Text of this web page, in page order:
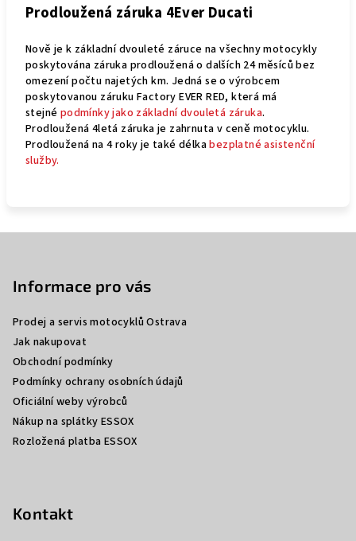
Prodloužená záruka 4Ever Ducati
Nově je k základní dvouleté záruce na všechny motocykly
poskytována záruka prodloužená o dalších 24 měsíců bez
omezení počtu najetých km. Jedná se o výrobcem
poskytovanou záruku Factory EVER RED, která má
stejné podmínky jako základní dvouletá záruka.
Prodloužená 4letá záruka je zahrnuta v ceně motocyklu.
Prodloužená na 4 roky je také délkabezplatné asistenční
služby.
Informace pro vás
Prodej a servis motocyklů Ostrava
Jak nakupovat
Obchodní podmínky
Podmínky ochrany osobních údajů
Oficiální weby výrobců
Nákup na splátky ESSOX
Rozložená platba ESSOX
Kontakt